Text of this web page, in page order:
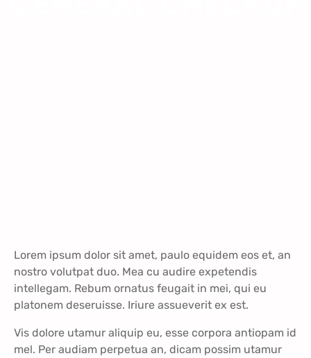
Lorem ipsum dolor sit amet, paulo equidem eos et, an
nostro volutpat duo. Mea cu audire expetendis
intellegam. Rebum ornatus feugait in mei, qui eu
platonem deseruisse. Iriure assueverit ex est.
Vis dolore utamur aliquip eu, esse corpora antiopam id
mel. Per audiam perpetua an, dicam possim utamur